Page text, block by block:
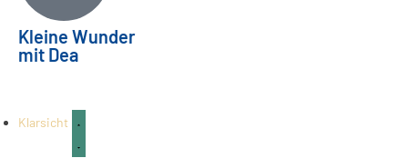
Kleine Wunder
mit Dea
Ein Abschied verändert alles |
Bereitschaftspflege Teil 03
Aug.
Klarsicht